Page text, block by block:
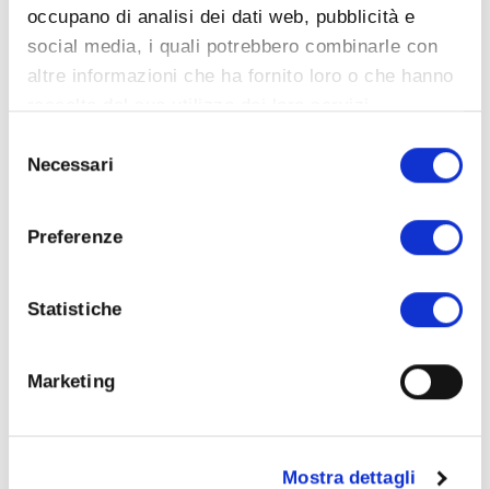
occupano di analisi dei dati web, pubblicità e
social media, i quali potrebbero combinarle con
altre informazioni che ha fornito loro o che hanno
raccolto dal suo utilizzo dei loro servizi.
delNecessari
Preferenze
Statistiche
Marketing
Mostra dettagli